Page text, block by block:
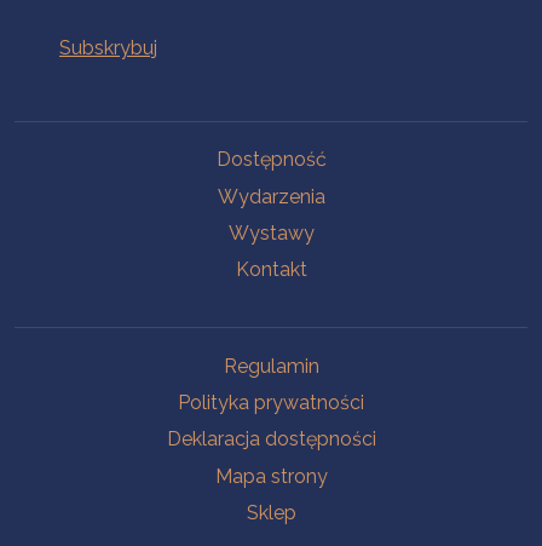
Dostępność
Wydarzenia
Wystawy
Kontakt
Regulamin
Polityka prywatności
Deklaracja dostępności
Mapa strony
Sklep